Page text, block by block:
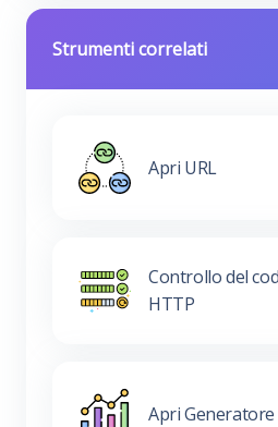
Strumenti correlati
Apri URL
Controllo del
HTTP
Apri